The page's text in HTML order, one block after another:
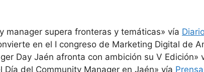
manager supera fronteras y temáticas» vía
en el I congreso de Marketing Digital de
Day Jaén afronta con ambición su V Edición»
Día del Community Manager en Jaén» vía